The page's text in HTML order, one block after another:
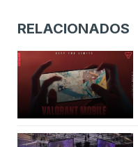
RELACIONADOS